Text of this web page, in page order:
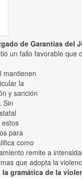
de Garantias del
un fallo favorable que
mantienen
la
y sanción
Sin
estos
para
como
remite a
que adopta la
gramática de la